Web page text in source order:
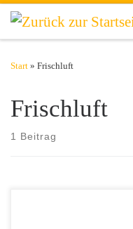
Zum Inhalt springen
Start » Frischluft
Frischluft
1 Beitrag